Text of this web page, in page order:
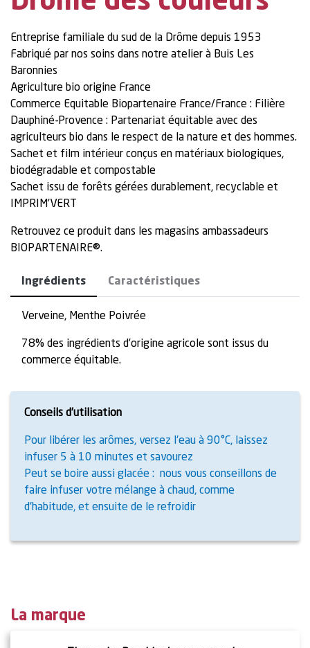
Entreprise familiale du sud de la Drôme depuis 1953
Fabriqué par nos soins dans notre atelier à Buis Les
Baronnies
Agriculture bio origine France
Commerce Equitable Biopartenaire France/France : Filière
Dauphiné-Provence : Partenariat équitable avec des
agriculteurs bio dans le respect de la nature et des hommes.
Sachet et film intérieur conçus en matériaux biologiques,
biodégradable et compostable
Sachet issu de forêts gérées durablement, recyclable et
IMPRIM’VERT
Retrouvez ce produit dans les magasins ambassadeurs
BIOPARTENAIRE®.
Ingrédients Caractéristiques
Verveine, Menthe Poivrée
78% des ingrédients d’origine agricole sont issus du
commerce équitable.
Conseils d’utilisation
Pour libérer les arômes, versez l'eau à 90°C, laissez
infuser 5 à 10 minutes et savourez
Peut se boire aussi glacée : nous vous conseillons de
faire infuser votre mélange à chaud, comme
d'habitude, et ensuite de le refroidir
La marque